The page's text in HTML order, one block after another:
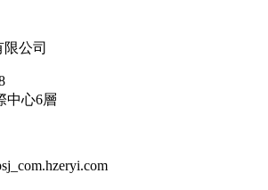
公司
中心6層